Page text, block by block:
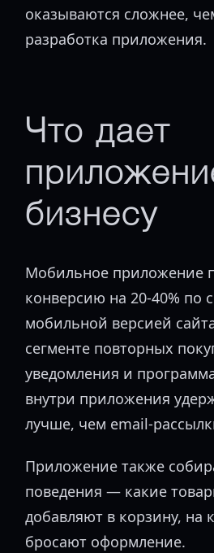
оказываются сложнее,
разработка приложения.
Что дает
бизнесу
Мобильное приложение
конверсию на 20-40% по
мобильной версией
сегменте повторных
уведомления и
внутри приложения
лучше, чем email-
Приложение также
поведения — какие
добавляют в корзину, на
бросают оформление.